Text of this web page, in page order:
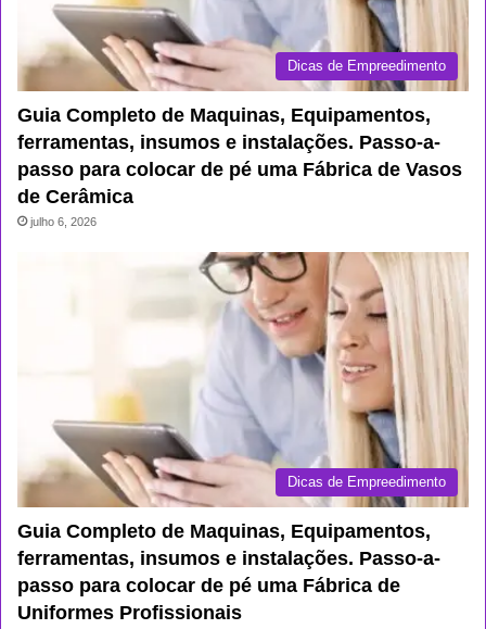
Dicas de Empreedimento
Guia Completo de Maquinas, Equipamentos,
ferramentas, insumos e instalações. Passo-a-
passo para colocar de pé uma Fábrica de Vasos
de Cerâmica
julho 6, 2026
Dicas de Empreedimento
Guia Completo de Maquinas, Equipamentos,
ferramentas, insumos e instalações. Passo-a-
passo para colocar de pé uma Fábrica de
Uniformes Profissionais